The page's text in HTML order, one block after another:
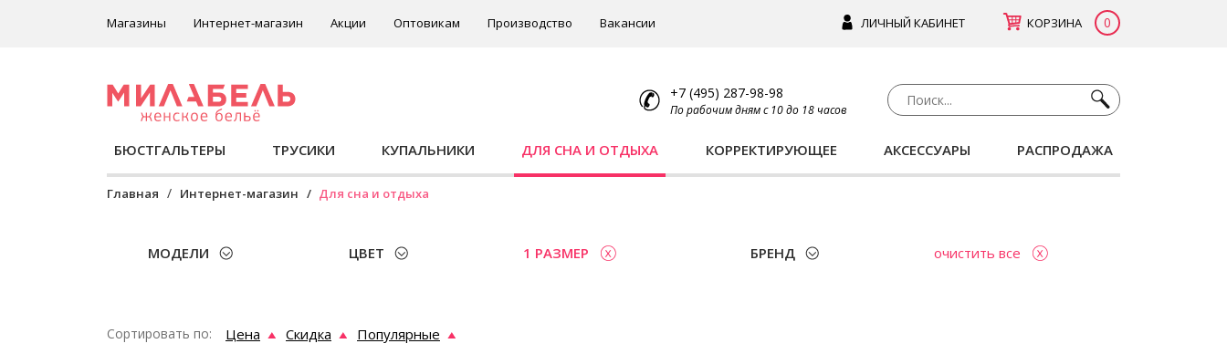
ЛИЧНЫЙ КАБИНЕТ КОРЗИНА 0
Магазины Интернет-магазин Акции Оптовикам Производство Вакансии
+7 (495) 287-98-98
По рабочим дням с 10 до 18 часов
БЮСТГАЛЬТЕРЫ ТРУСИКИ КУПАЛЬНИКИ ДЛЯ СНА И ОТДЫХА КОРРЕКТИРУЮЩЕЕ АКСЕССУАРЫ РАСПРОДАЖА
Главная Интернет-магазин Для сна и отдыха
МОДЕЛИ ЦВЕТ 1 РАЗМЕР БРЕНД очистить все
Сортировать по: Цена Скидка Популярные